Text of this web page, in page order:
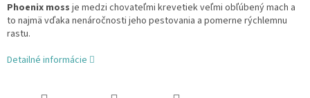
Phoenix moss je medzi chovateľmi krevetiek veľmi obľúbený mach a
to najmä vďaka nenáročnosti jeho pestovania a pomerne rýchlemnu
rastu.
Detailné informácie